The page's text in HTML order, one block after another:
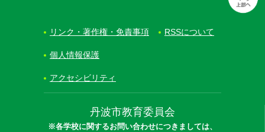
丹波市教育委員会
※各学校に関するお問い合わせにつきましては、
リンク・著作権・免責事項 RSSについて
個人情報保護
アクセシビリティ